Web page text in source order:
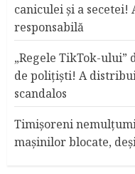
caniculei şi a
responsabilă
„Regele TikTok-
de poliţişti! A
scandalos
Timişoreni
maşinilor blocate,